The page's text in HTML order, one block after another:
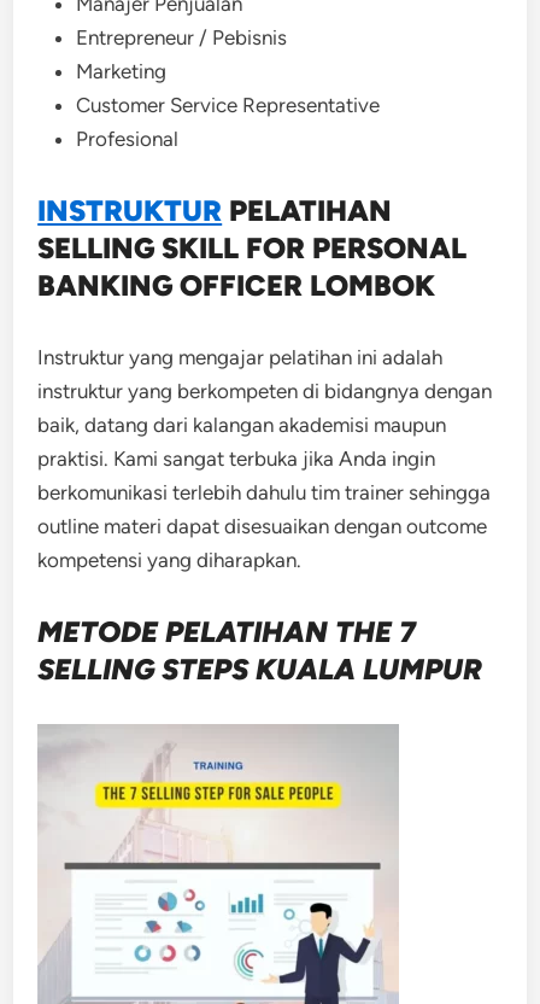
Entrepreneur / Pebisnis
Marketing
Customer Service Representative
Profesional
INSTRUKTUR PELATIHAN
SELLING SKILL FOR PERSONAL
BANKING OFFICER LOMBOK
Instruktur yang mengajar pelatihan ini adalah
instruktur yang berkompeten di bidangnya dengan
baik, datang dari kalangan akademisi maupun
praktisi. Kami sangat terbuka jika Anda ingin
berkomunikasi terlebih dahulu tim trainer sehingga
outline materi dapat disesuaikan dengan outcome
kompetensi yang diharapkan.
METODEPELATIHAN THE 7
SELLING STEPS KUALA LUMPUR